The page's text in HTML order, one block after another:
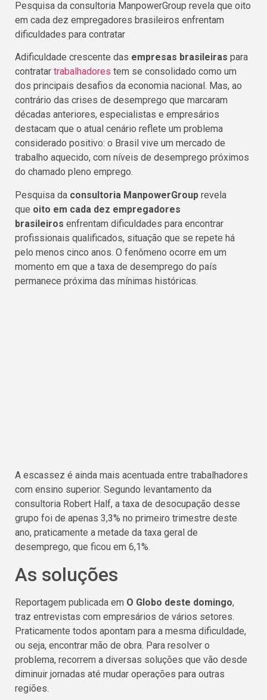
Pesquisa da consultoria ManpowerGroup revela que oito
em cada dez empregadores brasileiros enfrentam
dificuldades para contratar
Adificuldade crescente das empresas brasileiras para
contratar trabalhadores tem se consolidado como um
dos principais desafios da economia nacional. Mas, ao
contrário das crises de desemprego que marcaram
décadas anteriores, especialistas e empresários
destacam que o atual cenário reflete um problema
considerado positivo: o Brasil vive um mercado de
trabalho aquecido, com níveis de desemprego próximos
do chamado pleno emprego.
Pesquisa da consultoria ManpowerGroup revela
que oito em cada dez empregadores
brasileiros enfrentam dificuldades para encontrar
profissionais qualificados, situação que se repete há
pelo menos cinco anos. O fenômeno ocorre em um
momento em que a taxa de desemprego do país
permanece próxima das mínimas históricas.
A escassez é ainda mais acentuada entre trabalhadores
com ensino superior. Segundo levantamento da
consultoria Robert Half, a taxa de desocupação desse
grupo foi de apenas 3,3% no primeiro trimestre deste
ano, praticamente a metade da taxa geral de
desemprego, que ficou em 6,1%.
As soluções
Reportagem publicada em O Globo deste domingo,
traz entrevistas com empresários de vários setores.
Praticamente todos apontam para a mesma dificuldade,
ou seja, encontrar mão de obra. Para resolver o
problema, recorrem a diversas soluções que vão desde
diminuir jornadas até mudar operações para outras
regiões.